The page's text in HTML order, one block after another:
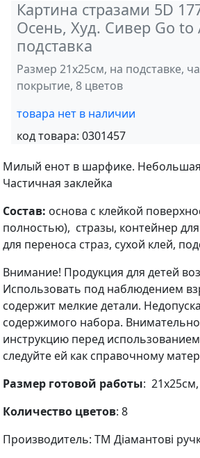
Картина стразами 5D
Осень, Худ. Сивер Go to
подставка
Размер 21х25см, на подставке,
покрытие, 8 цветов
товара нет в наличии
код товара: 0301457
Милый енот в шарфике.
Частичная заклейка
Состав: основа с клейкой
полностью), стразы, контейнер
для переноса страз, сухой клей,
Внимание! Продукция для детей
Использовать под наблюдением
содержит мелкие детали.
содержимого набора.
инструкцию перед
следуйте ей как справочному
Размер готовой работы: 21х25см,
Количество цветов: 8
Производитель: ТМ Діамантові